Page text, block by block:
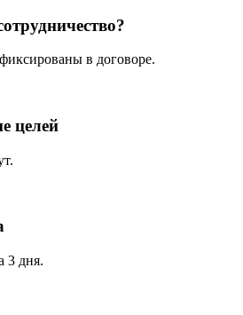
в договоре.
целей
3 дня.